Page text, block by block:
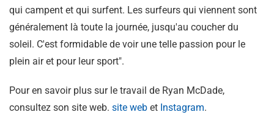
qui campent et qui surfent. Les surfeurs qui viennent sont
généralement là toute la journée, jusqu'au coucher du
soleil. C'est formidable de voir une telle passion pour le
plein air et pour leur sport".
Pour en savoir plus sur le travail de Ryan McDade,
consultez son site web. site web et Instagram.